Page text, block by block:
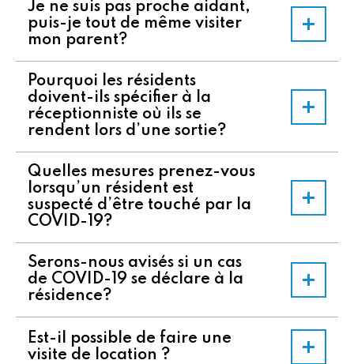
Je ne suis pas proche aidant,
puis-je tout de même visiter
mon parent?
Pourquoi les résidents
doivent-ils spécifier à la
réceptionniste où ils se
rendent lors d’une sortie?
Quelles mesures prenez-vous
lorsqu’un résident est
suspecté d’être touché par la
COVID-19?
Serons-nous avisés si un cas
de COVID-19 se déclare à la
résidence?
Est-il possible de faire une
visite de location ?